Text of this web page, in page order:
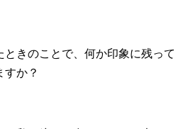
きのことで、何か印象に残って
すか？